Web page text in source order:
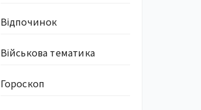
Відпочинок
Військова тематика
Гороскоп